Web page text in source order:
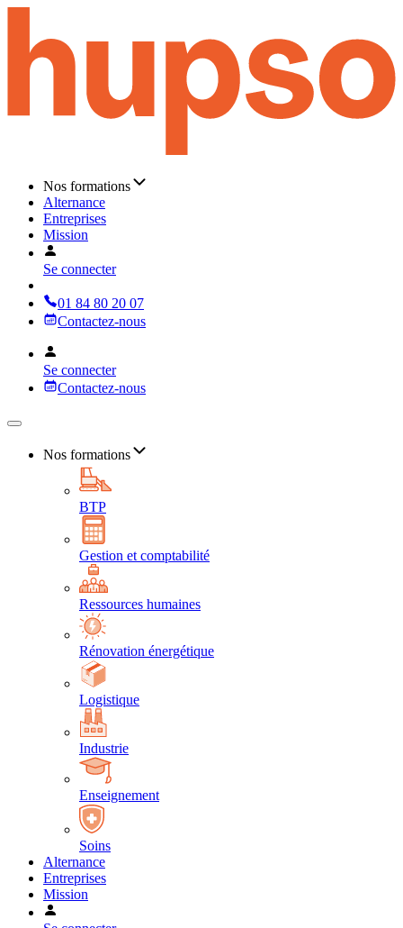
Nos formations
Alternance
Entreprises
Mission
Se connecter
01 84 80 20 07
Contactez-nous
Se connecter
Contactez-nous
Nos formations
BTP
Gestion et comptabilité
Ressources humaines
Rénovation énergétique
Logistique
Industrie
Enseignement
Soins
Alternance
Entreprises
Mission